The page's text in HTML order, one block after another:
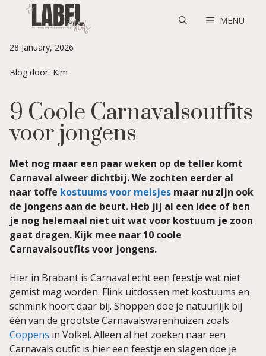
MENU
28 January, 2026
Blog door: Kim
9 Coole Carnavalsoutfits
voor jongens
Met nog maar een paar weken op de teller komt
Carnaval alweer dichtbij. We zochten eerder al
naar toffe kostuums voor meisjes maar nu zijn ook
de jongens aan de beurt. Heb jij al een idee of ben
je nog helemaal niet uit wat voor kostuum je zoon
gaat dragen. Kijk mee naar 10 coole
Carnavalsoutfits voor jongens.
Hier in Brabant is Carnaval echt een feestje wat niet
gemist mag worden. Flink uitdossen met kostuums en
schmink hoort daar bij. Shoppen doe je natuurlijk bij
één van de grootste Carnavalswarenhuizen zoals
Coppens in Volkel. Alleen al het zoeken naar een
Carnavals outfit is hier een feestje en slagen doe je